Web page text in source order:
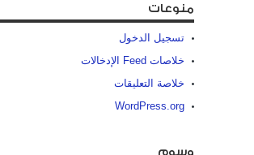
منوعات
تسجيل الدخول
خلاصات Feed الإدخالات
خلاصة التعليقات
WordPress.org
وسوم